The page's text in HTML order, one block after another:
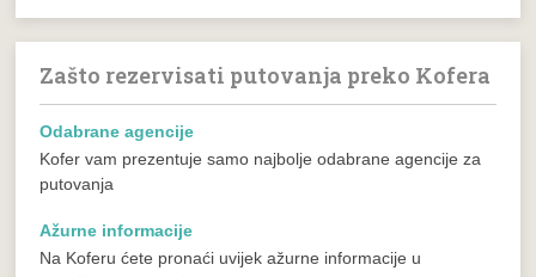
Zašto rezervisati putovanja preko Kofera
Odabrane agencije
Kofer vam prezentuje samo najbolje odabrane agencije za
putovanja
Ažurne informacije
Na Koferu ćete pronaći uvijek ažurne informacije u